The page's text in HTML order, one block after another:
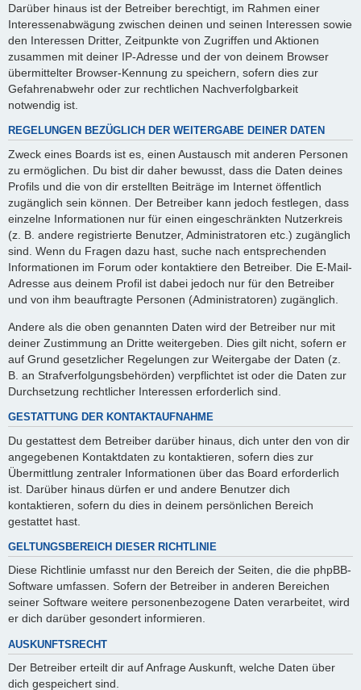
Darüber hinaus ist der Betreiber berechtigt, im Rahmen einer
Interessenabwägung zwischen deinen und seinen Interessen sowie
den Interessen Dritter, Zeitpunkte von Zugriffen und Aktionen
zusammen mit deiner IP-Adresse und der von deinem Browser
übermittelter Browser-Kennung zu speichern, sofern dies zur
Gefahrenabwehr oder zur rechtlichen Nachverfolgbarkeit
notwendig ist.
REGELUNGEN BEZÜGLICH DER WEITERGABE DEINER DATEN
Zweck eines Boards ist es, einen Austausch mit anderen Personen
zu ermöglichen. Du bist dir daher bewusst, dass die Daten deines
Profils und die von dir erstellten Beiträge im Internet öffentlich
zugänglich sein können. Der Betreiber kann jedoch festlegen, dass
einzelne Informationen nur für einen eingeschränkten Nutzerkreis
(z. B. andere registrierte Benutzer, Administratoren etc.) zugänglich
sind. Wenn du Fragen dazu hast, suche nach entsprechenden
Informationen im Forum oder kontaktiere den Betreiber. Die E-Mail-
Adresse aus deinem Profil ist dabei jedoch nur für den Betreiber
und von ihm beauftragte Personen (Administratoren) zugänglich.
Andere als die oben genannten Daten wird der Betreiber nur mit
deiner Zustimmung an Dritte weitergeben. Dies gilt nicht, sofern er
auf Grund gesetzlicher Regelungen zur Weitergabe der Daten (z.
B. an Strafverfolgungsbehörden) verpflichtet ist oder die Daten zur
Durchsetzung rechtlicher Interessen erforderlich sind.
GESTATTUNG DER KONTAKTAUFNAHME
Du gestattest dem Betreiber darüber hinaus, dich unter den von dir
angegebenen Kontaktdaten zu kontaktieren, sofern dies zur
Übermittlung zentraler Informationen über das Board erforderlich
ist. Darüber hinaus dürfen er und andere Benutzer dich
kontaktieren, sofern du dies in deinem persönlichen Bereich
gestattet hast.
GELTUNGSBEREICH DIESER RICHTLINIE
Diese Richtlinie umfasst nur den Bereich der Seiten, die die phpBB-
Software umfassen. Sofern der Betreiber in anderen Bereichen
seiner Software weitere personenbezogene Daten verarbeitet, wird
er dich darüber gesondert informieren.
AUSKUNFTSRECHT
Der Betreiber erteilt dir auf Anfrage Auskunft, welche Daten über
dich gespeichert sind.